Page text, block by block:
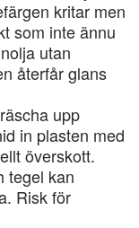
kritar men
som inte ännu
utan
återfår glans
upp
in plasten med
överskott.
tegel kan
Risk för